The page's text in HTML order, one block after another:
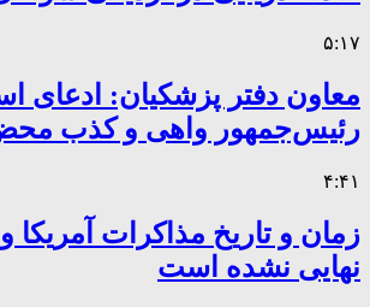
۵:۱۷
معاون دفتر پزشکیان: ادعای
رئیس‌جمهور واهی و کذب
۴:۴۱
زمان و تاریخ مذاکرات آمریکا و
نهایی نشده است